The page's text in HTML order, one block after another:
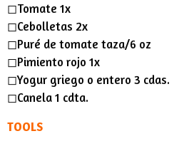
◻︎Tomate 1x
◻︎Cebolletas 2x
◻︎Puré de tomate taza/6 oz
◻︎Pimiento rojo 1x
◻︎Yogur griego o entero 3 cdas.
◻︎Canela 1 cdta.
TOOLS